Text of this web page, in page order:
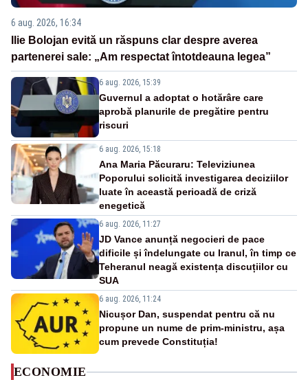
6 aug. 2026, 16:34
Ilie Bolojan evită un răspuns clar despre averea
partenerei sale: „Am respectat întotdeauna legea”
6 aug. 2026, 15:39
Guvernul a adoptat o hotărâre care
aprobă planurile de pregătire pentru
riscuri
6 aug. 2026, 15:18
Ana Maria Păcuraru: Televiziunea
Poporului solicită investigarea deciziilor
luate în această perioadă de criză
enegetică
6 aug. 2026, 11:27
JD Vance anunță negocieri de pace
dificile și îndelungate cu Iranul, în timp ce
Teheranul neagă existența discuțiilor cu
SUA
6 aug. 2026, 11:24
Nicușor Dan, suspendat pentru că nu
propune un nume de prim-ministru, așa
cum prevede Constituția!
ECONOMIE